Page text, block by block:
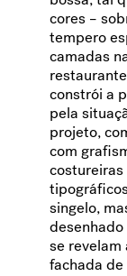
cores –
tempero
camadas
constrói a
pela
projeto,
com
singelo,
se revelam
fachada de